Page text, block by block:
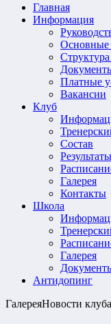
Главная
Информация
Основные
Платные
Вакансии
Клуб
Состав
Результаты
Галерея
Контакты
Школа
Галерея
Антидопинг
ГалереяНовости клуба